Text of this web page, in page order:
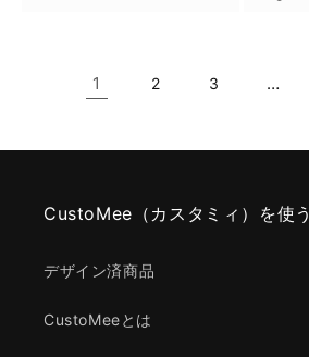
1 2 3 …
CustoMee（カスタミィ）を使う
デザイン済商品
CustoMeeとは